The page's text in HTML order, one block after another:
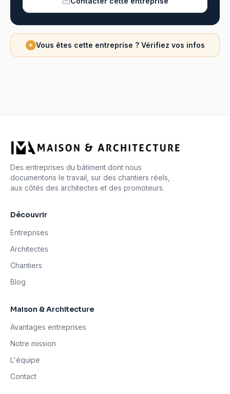
✦ Vous êtes cette entreprise ? Vérifiez vos infos
Des entreprises du bâtiment dont nous
documentons le travail, sur des chantiers réels,
aux côtés des architectes et des promoteurs.
Découvrir
Entreprises
Architectes
Chantiers
Blog
Maison & Architecture
Avantages entreprises
Notre mission
L'équipe
Contact